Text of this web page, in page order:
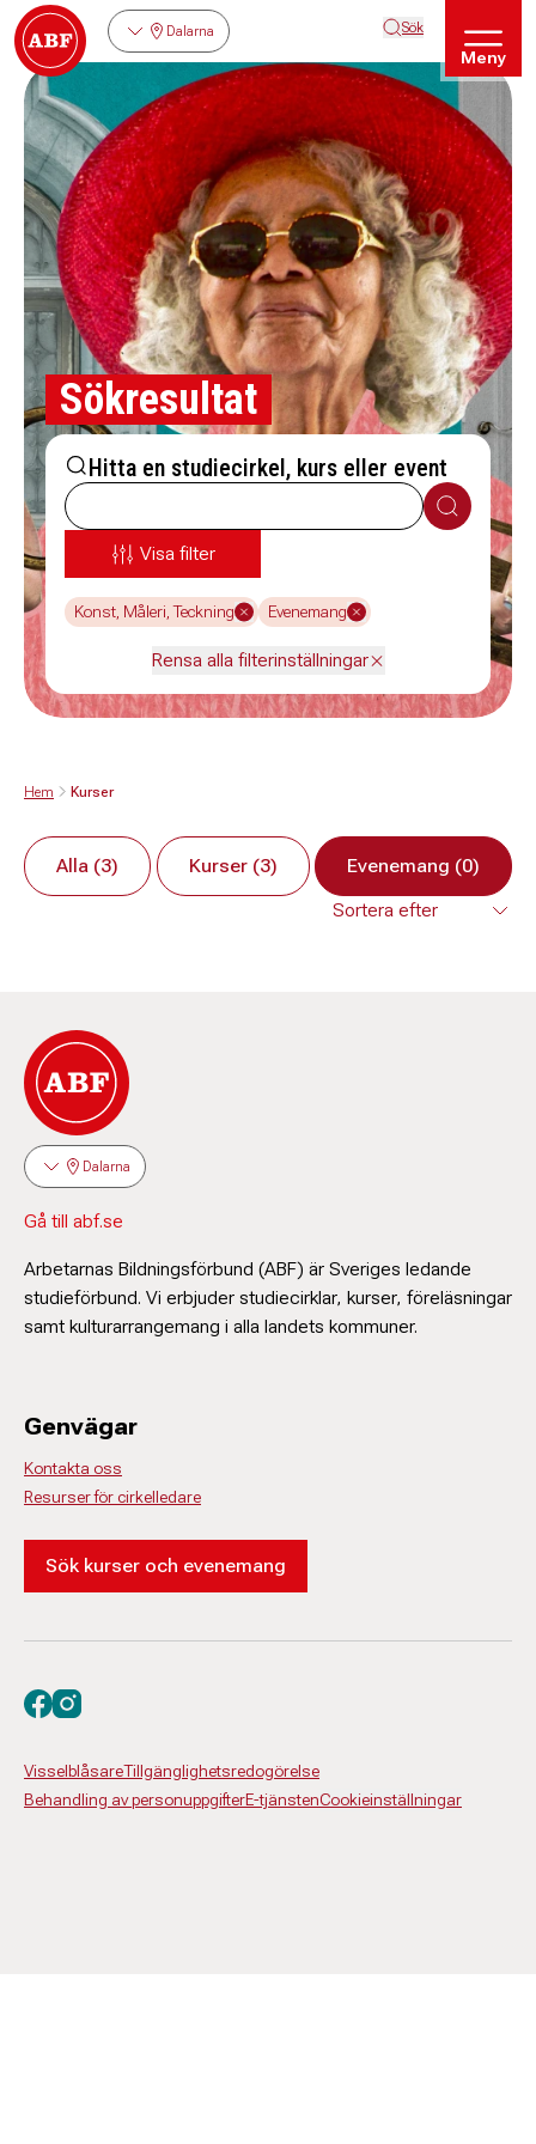
Dalarna Sök
Meny
Sökresultat
Hitta en studiecirkel, kurs eller event
Sök
Visa filter
Konst, Måleri, Teckning Evenemang
Rensa alla filterinställningar
Hem Kurser
Alla (3) Kurser (3) Evenemang (0)
Dalarna
Gå till abf.se
Arbetarnas Bildningsförbund (ABF) är Sveriges ledande
studieförbund. Vi erbjuder studiecirklar, kurser, föreläsningar
samt kulturarrangemang i alla landets kommuner.
Genvägar
Kontakta oss
Resurser för cirkelledare
Sök kurser och evenemang
VisselblåsareTillgänglighetsredogörelse
Behandling av personuppgifterE-tjänstenCookieinställningar
Besök oss på facebook
Besök oss på instagram